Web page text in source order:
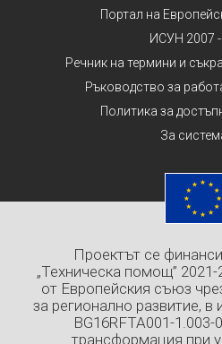
Портал на
ИСУН 2007
Речник на термини и
Ръководство за
Политика за
За
Проектът се
„Техническа помощ”
от Европейския съюз
за регионално развитие, в
BG16RFTA001-1.003-
трансформация при